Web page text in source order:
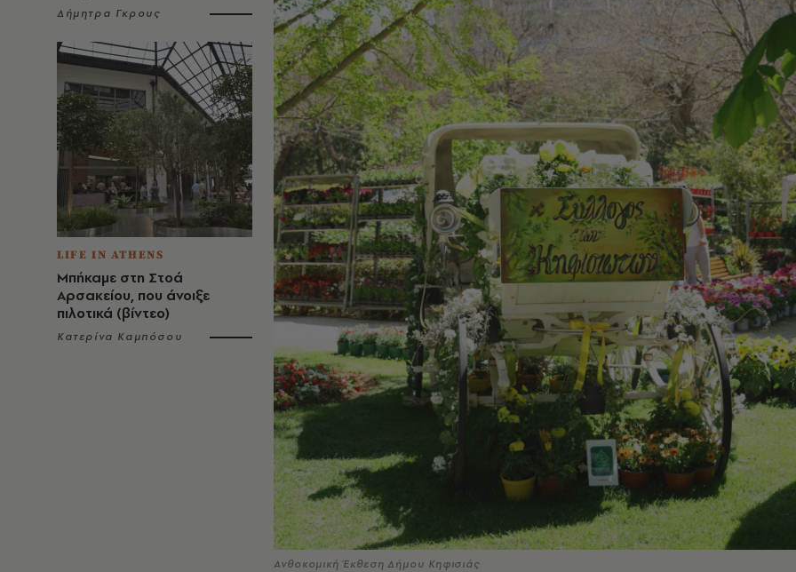
Δήμητρα Γκρους
LIFE IN ATHENS
Μπήκαμε στη Στοά
Αρσακείου, που άνοιξε
πιλοτικά (βίντεο)
Κατερίνα Καμπόσου
Ανθοκομική Έκθεση Δήμου Κηφισιάς